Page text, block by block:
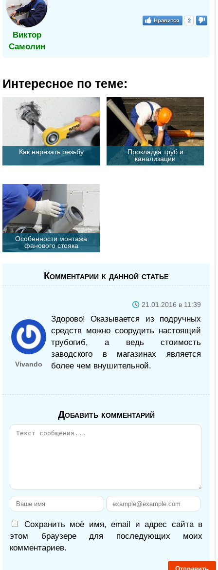
Виктор
Самолин
Нравится 2
Интересное по теме:
Как нарезать резьбу
Прокладка труб и
канализации
Особенности монтажа
фанового стояка
Комментарии к данной статье
Vivando
Здорово! Оказывается из подручных
средств можно соорудить настоящий
трубогиб, а ведь стоимость
заводского в магазинах является
более чем внушительной.
21.01.2016 в 11:39
Добавить комментарий
Сохранить моё имя, email и адрес сайта в
этом браузере для последующих моих
комментариев.